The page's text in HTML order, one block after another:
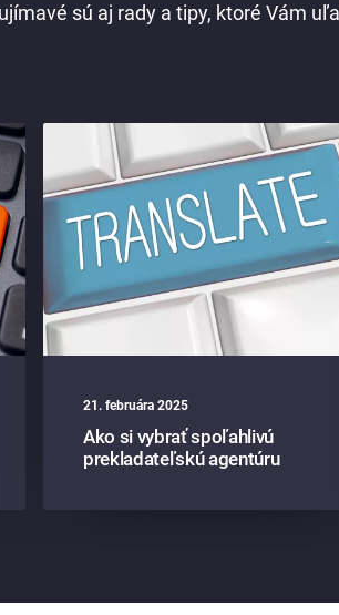
sú aj rady a tipy, ktoré Vám
21. februára 2025
Ako si vybrať spoľahlivú
prekladateľskú agentúru